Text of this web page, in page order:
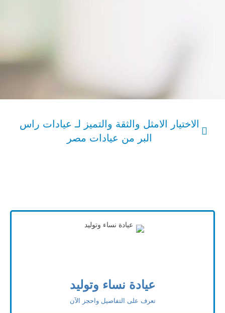
الاختيار الامثل والثقة والتميز لـ عيادات راس
البر من عيادات مصر
عيادة نساء وتوليد
تعرف على التفاصيل واحجز الآن